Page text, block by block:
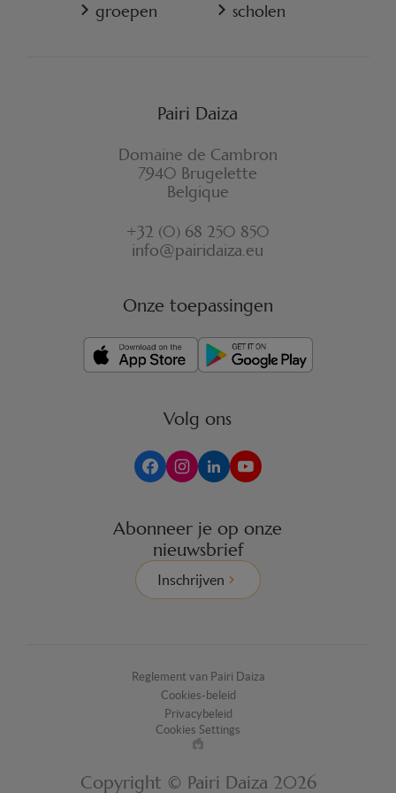
REGLEMENT VAN PAIRI DAIZA
VERZEKERINGSVOORWAARDEN ANNULATIE
groepen scholen
Pairi Daiza
Domaine de Cambron
7940 Brugelette
Belgique
+32 (0) 68 250 850
info@pairidaiza.eu
Onze toepassingen
Volg ons
Abonneer je op onze
nieuwsbrief
Inschrijven
Reglement van Pairi Daiza
Cookies-beleid
Privacybeleid
Cookies Settings
Made
by
Copyright © Pairi Daiza 2026